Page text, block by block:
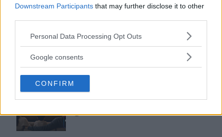
Downstream Participants that may further disclose it to other
Please note that this website/app uses one or more Google
not limited to your visit or usage behaviour. You may click to
use your data for below specified purposes in below Google
consent section.
Personal Data Processing Opt Outs
Google consents
CONFIRM
F3 Foto – Sveriges nya
fotodagar till Göteborg,
Lund & Stockholm
nästa generation HDR